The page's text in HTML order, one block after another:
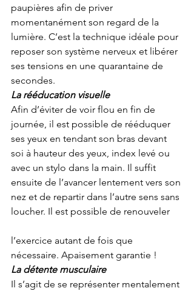
paupières afin de priver
momentanément son regard de la
lumière. C’est la technique idéale pour
reposer son système nerveux et libérer
ses tensions en une quarantaine de
secondes.
La rééducation visuelle
Afin d’éviter de voir flou en fin de
journée, il est possible de rééduquer
ses yeux en tendant son bras devant
soi à hauteur des yeux, index levé ou
avec un stylo dans la main. Il suffit
ensuite de l’avancer lentement vers son
nez et de repartir dans l’autre sens sans
loucher. Il est possible de renouveler
l’exercice autant de fois que
nécessaire. Apaisement garantie !
La détente musculaire
Il s’agit de se représenter mentalement